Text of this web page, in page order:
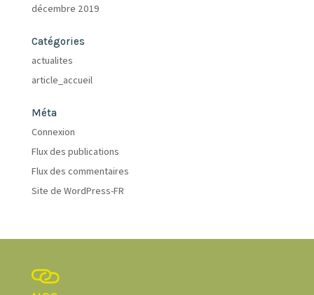
décembre 2019
Catégories
actualites
article_accueil
Méta
Connexion
Flux des publications
Flux des commentaires
Site de WordPress-FR